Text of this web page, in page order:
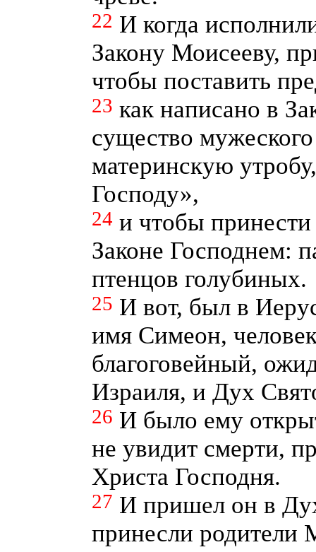
22 И когда
Закону Моисееву,
чтобы поставить
23 как написано в
существо
материнскую
Господу»,
24 и чтобы
Законе Господнем:
птенцов голубиных.
25 И вот, был в
имя Симеон,
благоговейный,
Израиля, и Дух
26 И было ему
не увидит смерти,
Христа Господня.
27 И пришел он в
принесли родители